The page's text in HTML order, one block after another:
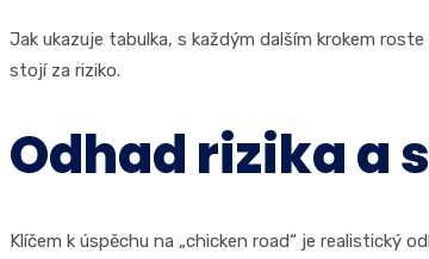
Jak ukazuje tabulka, s každým dalším krokem
stojí za riziko.
Odhad rizika a
Klíčem k úspěchu na „chicken road“ je